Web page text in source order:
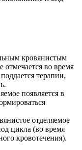
кровянистым
отмечается во время
терапии,
появляется в
отделяемое
цикла (во время
кровотечения).